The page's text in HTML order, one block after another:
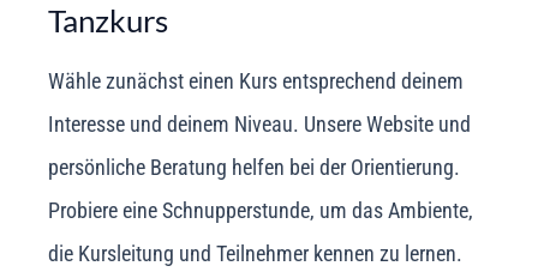
Tanzkurs
Wähle zunächst einen Kurs entsprechend deinem
Interesse und deinem Niveau. Unsere Website und
persönliche Beratung helfen bei der Orientierung.
Probiere eine Schnupperstunde, um das Ambiente,
die Kursleitung und Teilnehmer kennen zu lernen.